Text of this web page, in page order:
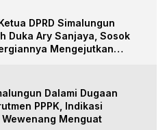
DPRD Simalungun
Duka Ary Sanjaya, Sosok
Mengejutkan
Dalami Dugaan
PPPK, Indikasi
Menguat